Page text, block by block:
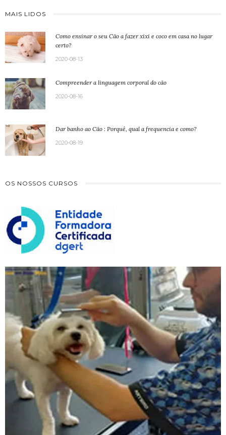
MAIS LIDOS
Como ensinar o seu Cão a fazer xixi e coco em casa no lugar
certo?
2020-08-13
Compreender a linguagem corporal do cão
2020-08-16
Dar banho ao Cão : Porquê, qual a frequencia e como?
2020-08-19
OS NOSSOS CURSOS